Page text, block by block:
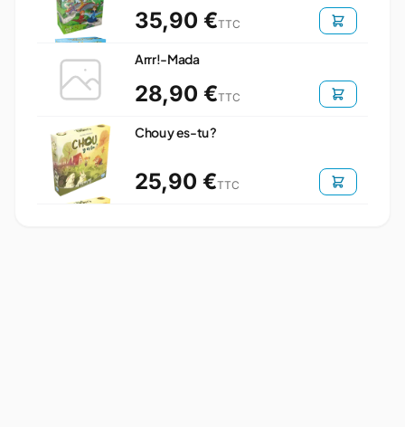
35,90 €TTC
Arrr!-Mada
28,90 €TTC
Chou y es-tu ?
25,90 €TTC